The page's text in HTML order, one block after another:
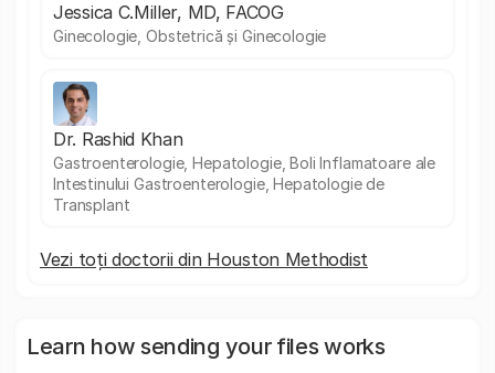
Jessica C.Miller, MD, FACOG
Ginecologie, Obstetrică și Ginecologie
Dr. Rashid Khan
Gastroenterologie, Hepatologie, Boli Inflamatoare ale
Intestinului Gastroenterologie, Hepatologie de
Transplant
Vezi toți doctorii din Houston Methodist
Learn how sending your files works